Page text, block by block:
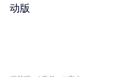
动版